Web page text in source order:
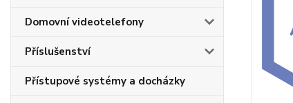
Domovní videotelefony
Příslušenství
Přístupové systémy a docházky